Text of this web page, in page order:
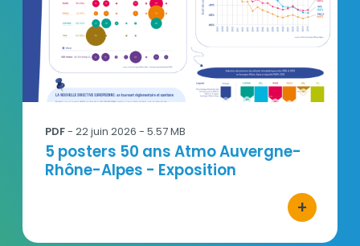
PDF- 22 juin 2026 - 5.57 MB
Titre
5 posters 50 ans Atmo Auvergne-
Rhône-Alpes - Exposition
+
bouton